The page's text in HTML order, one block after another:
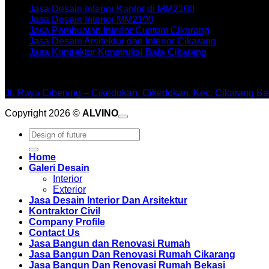
Jasa Desain Interior Kantor di MM2100
Jasa Desain Interior MM2100
Jasa Pembuatan Interior Custom Cikarang
Jasa Desain Arsitektur dan Interior Cikarang
Jasa Kontraktor Konstruksi Baja Cikarang
Jl. Raya Cibening – Cikedokan, Cikedokan, Kec. Cikarang
Copyright 2026 © ALVINO
Pencarian
untuk:
Home
Galeri Desain
Interior
Exterior
Jasa Desain Interior Dan Arsitektur
Kontraktor Civil
Company Profile
Contact Us
Jasa Bangun dan Renovasi Rumah
Jasa Bangun Dan Renovasi Rumah Cikarang
Jasa Bangun Dan Renovasi Rumah Bekasi